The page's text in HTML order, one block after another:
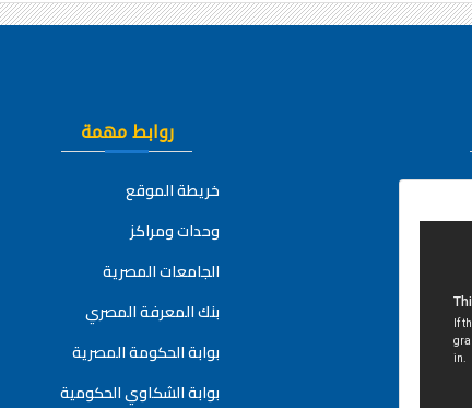
روابط مهمة
خريطة الموقع
وحدات ومراكز
الجامعات المصرية
بنك المعرفة المصري
بوابة الحكومة المصرية
بوابة الشكاوي الحكومية